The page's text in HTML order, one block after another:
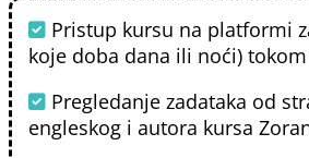
Pristup kursu na platformi
koje doba dana ili noći)
Pregledanje zadataka od
engleskog i autora kursa